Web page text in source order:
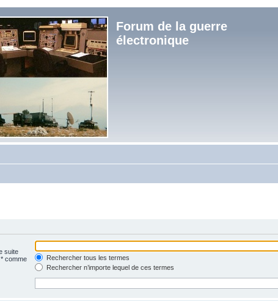
Forum de la guerre
électronique
suite
comme
Rechercher tous les termes
Rechercher n’importe lequel de ces termes